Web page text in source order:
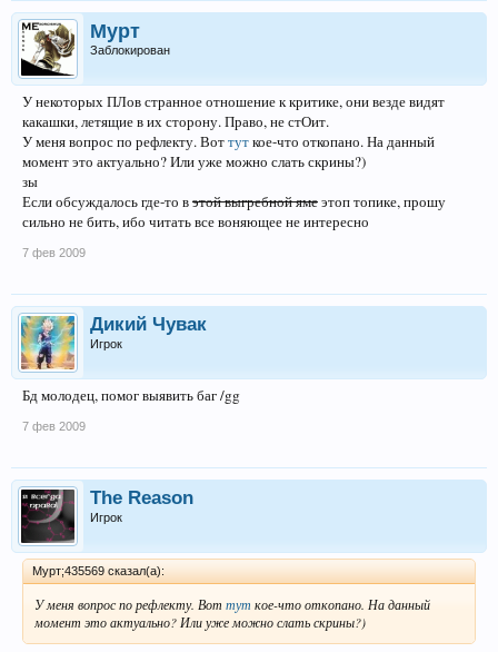
Мурт
Заблокирован
У некоторых ПЛов странное отношение к критике, они везде видят
какашки, летящие в их сторону. Право, не стОит.
У меня вопрос по рефлекту. Воттуткое-что откопано. На данный
момент это актуально? Или уже можно слать скрины?)
зы
Если обсуждалось где-то вэтой выгребной ямеэтоп топике, прошу
сильно не бить, ибо читать все воняющее не интересно
7 фев 2009
Дикий Чувак
Игрок
Бд молодец, помог выявить баг /gg
7 фев 2009
The Reason
Игрок
Мурт;435569 сказал(а):
У меня вопрос по рефлекту. Вот тут кое-что откопано. На данный
момент это актуально? Или уже можно слать скрины?)